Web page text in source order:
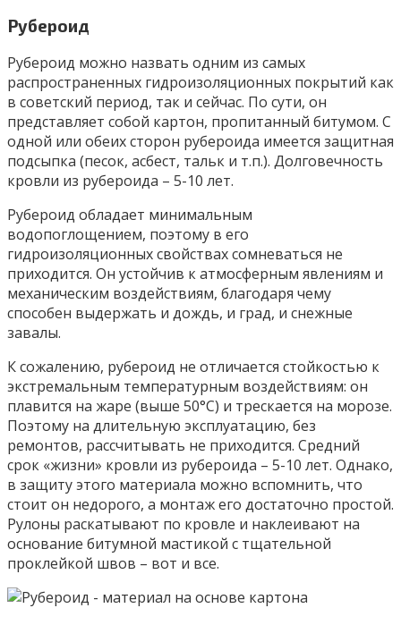
Рубероид
Рубероид можно назвать одним из самых
распространенных гидроизоляционных покрытий как
в советский период, так и сейчас. По сути, он
представляет собой картон, пропитанный битумом. С
одной или обеих сторон рубероида имеется защитная
подсыпка (песок, асбест, тальк и т.п.). Долговечность
кровли из рубероида – 5-10 лет.
Рубероид обладает минимальным
водопоглощением, поэтому в его
гидроизоляционных свойствах сомневаться не
приходится. Он устойчив к атмосферным явлениям и
механическим воздействиям, благодаря чему
способен выдержать и дождь, и град, и снежные
завалы.
К сожалению, рубероид не отличается стойкостью к
экстремальным температурным воздействиям: он
плавится на жаре (выше 50°C) и трескается на морозе.
Поэтому на длительную эксплуатацию, без
ремонтов, рассчитывать не приходится. Средний
срок «жизни» кровли из рубероида – 5-10 лет. Однако,
в защиту этого материала можно вспомнить, что
стоит он недорого, а монтаж его достаточно простой.
Рулоны раскатывают по кровле и наклеивают на
основание битумной мастикой с тщательной
проклейкой швов – вот и все.